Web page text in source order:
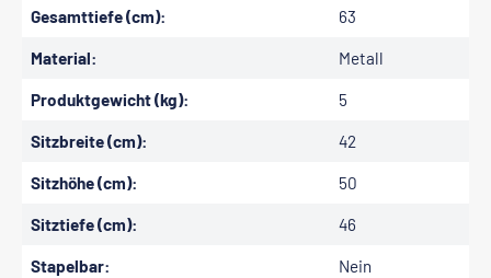
Gesamttiefe (cm): 63
Material: Metall
Produktgewicht (kg): 5
Sitzbreite (cm): 42
Sitzhöhe (cm): 50
Sitztiefe (cm): 46
Stapelbar: Nein